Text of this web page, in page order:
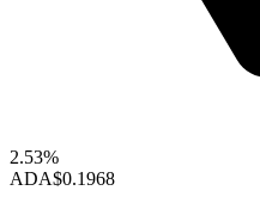
2.53%
ADA$0.1968